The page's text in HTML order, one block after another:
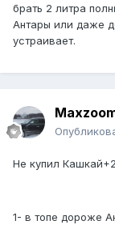
брать 2 литра
Антары или даже
устраивает.
Не купил
1- в топе дороже